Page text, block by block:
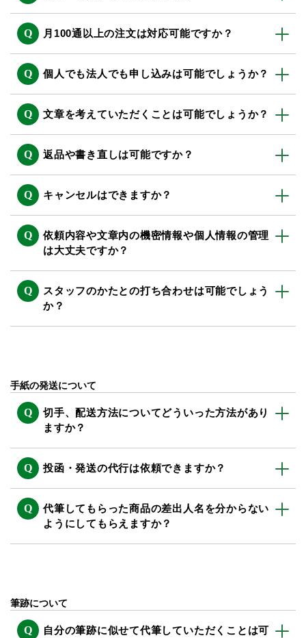
月100通以上の注文は対応可能ですか？
個人でも法人でも申し込みは可能でしょうか？
文章を考えていただくことは可能でしょうか？
返品や書き直しは可能ですか？
キャンセルはできますか？
依頼内容や文章内の機密情報や個人情報の管理
は大丈夫ですか？
スタッフのかたとの打ち合わせは可能でしょう
か？
手紙の発送について
切手、配送方法についてどういった方法があり
ますか？
投函・発送の代行は依頼できますか？
代筆してもらった商品の差出人名を分からない
ようにしてもらえますか？
筆跡について
自分の筆跡に似せて代筆していただくことは可